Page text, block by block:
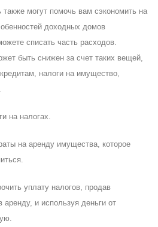
могут помочь вам сэкономить на
доходных домов
списать часть расходов.
быть снижен за счет таких вещей,
налоги на имущество,
на налогах.
на аренду имущества, которое
уплату налогов, продав
и используя деньги от